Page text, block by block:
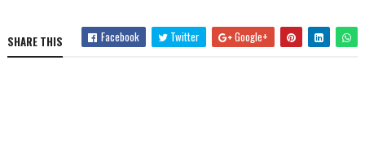
SHARE THIS Facebook Twitter Google+